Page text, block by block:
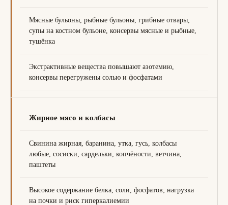
Мясные бульоны, рыбные бульоны, грибные отвары,
супы на костном бульоне, консервы мясные и рыбные,
тушёнка
Экстрактивные вещества повышают азотемию,
консервы перегружены солью и фосфатами
Жирное мясо и колбасы
Свинина жирная, баранина, утка, гусь, колбасы
любые, сосиски, сардельки, копчёности, ветчина,
паштеты
Высокое содержание белка, соли, фосфатов; нагрузка
на почки и риск гиперкалиемии